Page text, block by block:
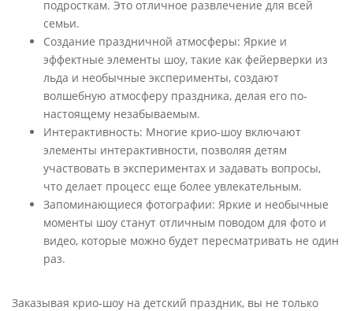
подросткам. Это отличное развлечение для всей
семьи.
Создание праздничной атмосферы: Яркие и
эффектные элементы шоу, такие как фейерверки из
льда и необычные эксперименты, создают
волшебную атмосферу праздника, делая его по-
настоящему незабываемым.
Интерактивность: Многие крио-шоу включают
элементы интерактивности, позволяя детям
участвовать в экспериментах и задавать вопросы,
что делает процесс еще более увлекательным.
Запоминающиеся фотографии: Яркие и необычные
моменты шоу станут отличным поводом для фото и
видео, которые можно будет пересматривать не один
раз.
Заказывая крио-шоу на детский праздник, вы не только